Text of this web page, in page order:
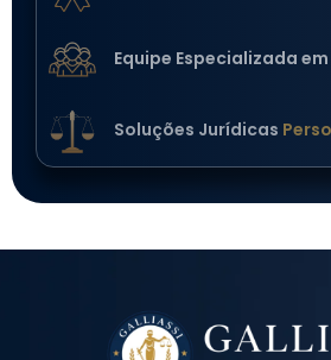
Equipe Especializada em
Soluções Jurídicas